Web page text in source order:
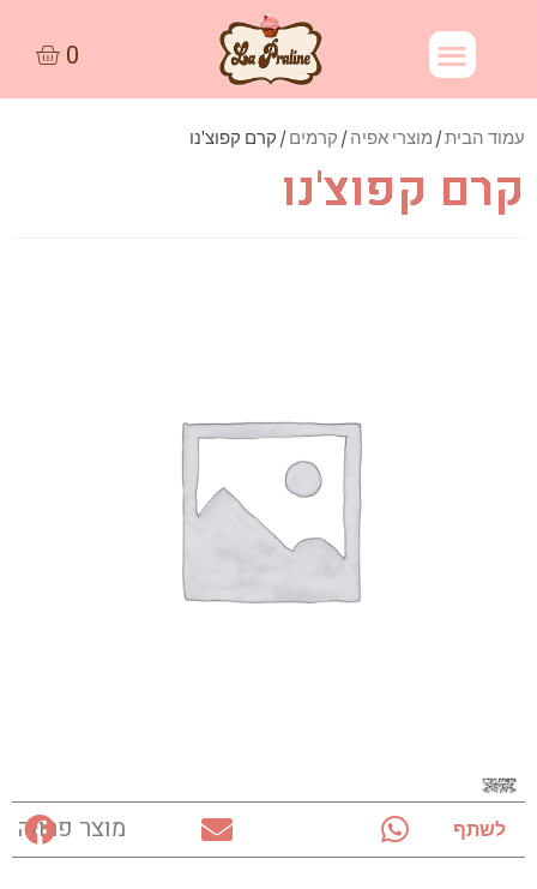
עמוד הבית/ מוצרי אפיה/ קרמים/ קרם קפוצ'נו
קרם קפוצ'נו
מוצר פרווה לשתף